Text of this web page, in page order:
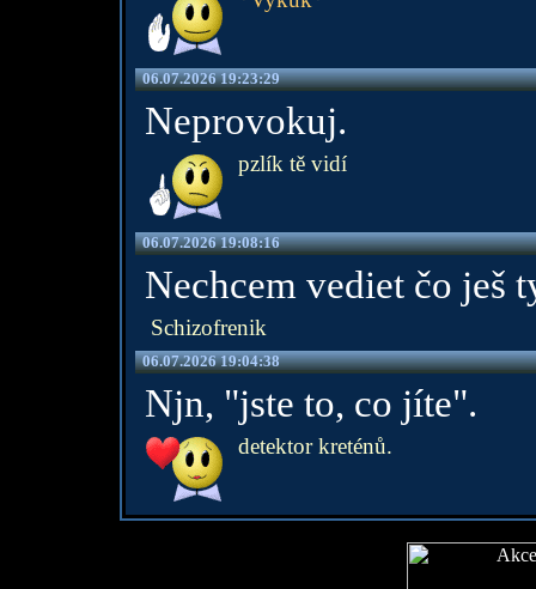
06.07.2026 19:23:29
Neprovokuj.
pzlík tě vidí
06.07.2026 19:08:16
Nechcem vediet čo ješ
Schizofrenik
06.07.2026 19:04:38
Njn, "jste to, co jíte".
detektor kreténů.